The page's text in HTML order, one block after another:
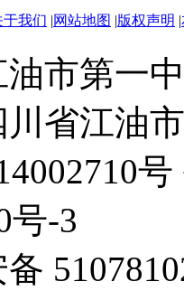
于我们 |网站地图 |版权声明 |
油市第一
省江油
号-3